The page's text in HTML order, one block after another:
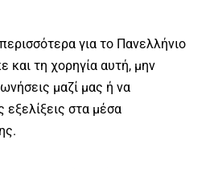
για το Πανελλήνιο
τη χορηγία αυτή, μην
μαζί μας ή να
εξελίξεις στα μέσα